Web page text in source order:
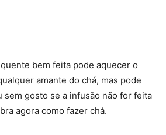
bem feita pode aquecer o
amante do chá, mas pode
sem gosto se a infusão não for feita
agora como fazer chá.